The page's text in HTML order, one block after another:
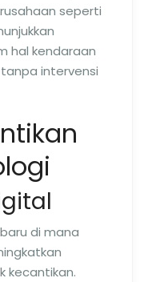
seperti
hal kendaraan
intervensi
di mana
kecantikan.